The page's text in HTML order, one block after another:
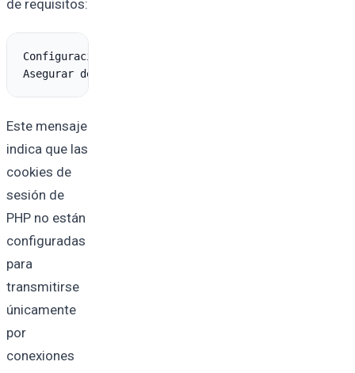
de requisitos:
Configuración de seguridad para sesiones
Este mensaje
indica que las
cookies de
sesión de
PHP no están
configuradas
para
transmitirse
únicamente
por
conexiones